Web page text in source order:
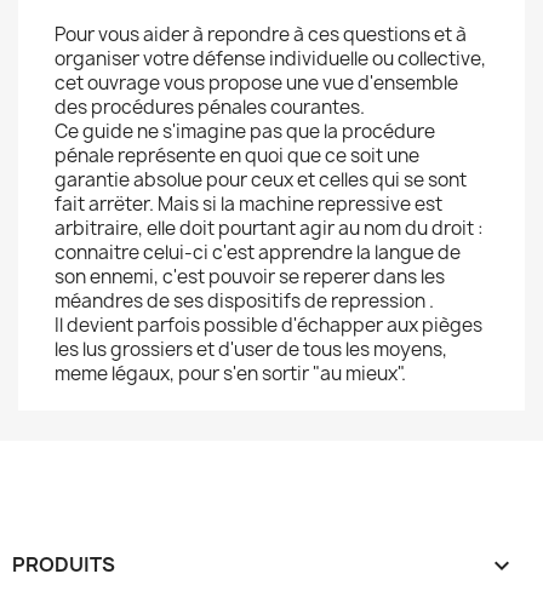
Pour vous aider à repondre à ces questions et à
organiser votre défense individuelle ou collective,
cet ouvrage vous propose une vue d'ensemble
des procédures pénales courantes.
Ce guide ne s'imagine pas que la procédure
pénale représente en quoi que ce soit une
garantie absolue pour ceux et celles qui se sont
fait arrëter. Mais si la machine repressive est
arbitraire, elle doit pourtant agir au nom du droit :
connaitre celui-ci c'est apprendre la langue de
son ennemi, c'est pouvoir se reperer dans les
méandres de ses dispositifs de repression .
Il devient parfois possible d'échapper aux pièges
les lus grossiers et d'user de tous les moyens,
meme légaux, pour s'en sortir "au mieux".
PRODUITS 